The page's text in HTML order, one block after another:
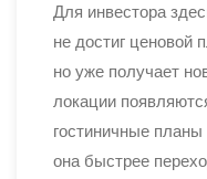
Для инвестора
не достиг ценовой
но уже получает
локации
гостиничные
она быстрее